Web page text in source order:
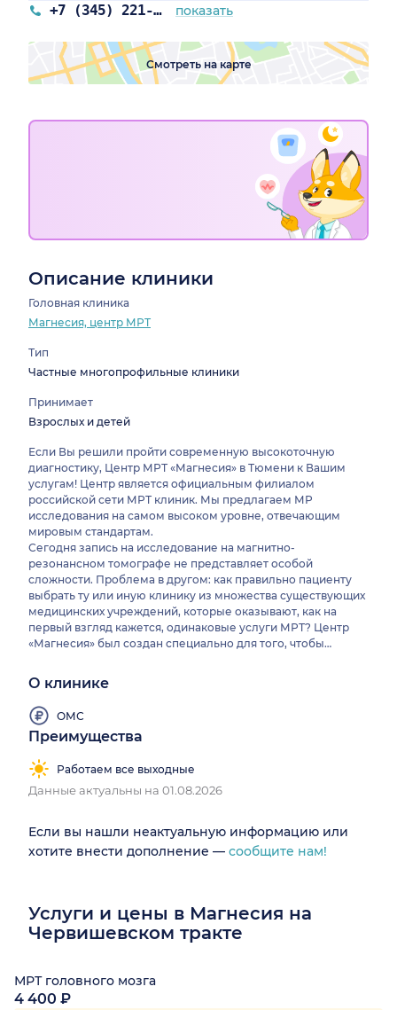
+7 (345) 221-24-85 показать
Смотреть на карте
Описание клиники
Головная клиника
Магнесия, центр МРТ
Тип
Частные многопрофильные клиники
Принимает
Взрослых и детей
Если Вы решили пройти современную высокоточную
диагностику, Центр МРТ «Магнесия» в Тюмени к Вашим
услугам! Центр является официальным филиалом
российской сети МРТ клиник. Мы предлагаем МР
исследования на самом высоком уровне, отвечающим
мировым стандартам.
Сегодня запись на исследование на магнитно-
резонансном томографе не представляет особой
сложности. Проблема в другом: как правильно пациенту
выбрать ту или иную клинику из множества существующих
медицинских учреждений, которые оказывают, как на
первый взгляд кажется, одинаковые услуги МРТ? Центр
«Магнесия» был создан специально для того, чтобы
проводятся квалифицированными дипломированными
специалистами на современном магнитно-резонансном
томографе Philips Achieva 1,5T SE. Данная система
обеспечивает высочайшее разрешение и максимальную
детализацию полученных изображений. Все врачи,
МРТ в России и за рубежом на частных курсах,
организованных специально для нашей группы компаний.
О клинике
ОМС
Преимущества
Работаем все выходные
Данные актуальны на 01.08.2026
Если вы нашли неактуальную информацию или
хотите внести дополнение — сообщите нам!
Услуги и цены в Магнесия на
Червишевском тракте
МРТ головного мозга
4 400 ₽